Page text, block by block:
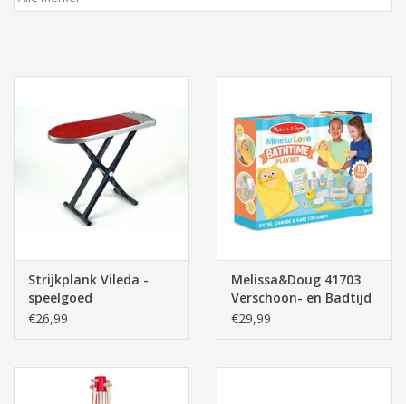
Zeeuws/Streek
Baby & Peuter
Speelgoed & hobby
Cadeau & feest
Contact/Locatie
Strijkplank Vileda -
speelgoed
€26,99
Melissa&Doug 41703
Verschoon- en Badtijd
Speelset
€29,99